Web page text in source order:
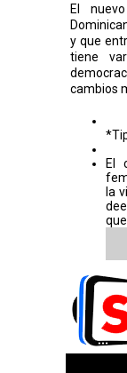
El
y que
tiene
cambios
El
la